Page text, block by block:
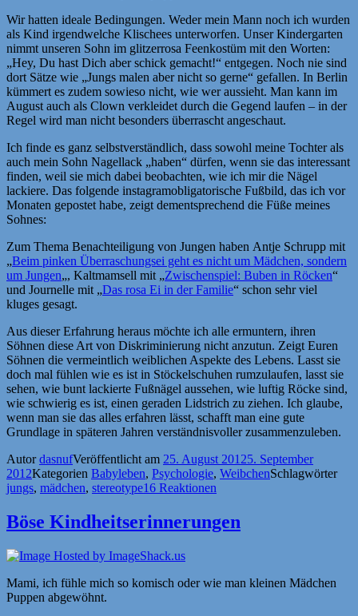
Wir hatten ideale Bedingungen. Weder mein Mann noch ich wurden
als Kind irgendwelche Klischees unterworfen. Unser Kindergarten
nimmt unseren Sohn im glitzerrosa Feenkostüm mit den Worten:
„Hey, Du hast Dich aber schick gemacht!“ entgegen. Noch nie sind
dort Sätze wie „Jungs malen aber nicht so gerne“ gefallen. In Berlin
kümmert es zudem sowieso nicht, wie wer aussieht. Man kann im
August auch als Clown verkleidet durch die Gegend laufen – in der
Regel wird man nicht besonders überrascht angeschaut.
Ich finde es ganz selbstverständlich, dass sowohl meine Tochter als
auch mein Sohn Nagellack „haben“ dürfen, wenn sie das interessant
finden, weil sie mich dabei beobachten, wie ich mir die Nägel
lackiere. Das folgende instagramobligatorische Fußbild, das ich vor
Monaten gepostet habe, zeigt dementsprechend die Füße meines
Sohnes:
Zum Thema Benachteiligung von Jungen haben Antje Schrupp mit
„Beim pinken Überraschungsei geht es nicht um Mädchen, sondern
um Jungen„, Kaltmamsell mit „Zwischenspiel: Buben in Röcken“
und Journelle mit „Das rosa Ei in der Familie“ schon sehr viel
kluges gesagt.
Aus dieser Erfahrung heraus möchte ich alle ermuntern, ihren
Söhnen diese Art von Diskriminierung nicht anzutun. Zeigt Euren
Söhnen die vermeintlich weiblichen Aspekte des Lebens. Lasst sie
doch mal fühlen wie es ist in Stöckelschuhen rumzulaufen, lasst sie
sehen, wie bunt lackierte Fußnägel aussehen, wie luftig Röcke sind,
wie schwierig es ist, einen geraden Lidstrich zu ziehen. Ich glaube,
wenn man sie das alles erfahren lässt, schafft man eine gute
Grundlage in späteren Jahren verständnisvoller zusammenzuleben.
AutordasnufVeröffentlicht am 25. August 20125. September
2012Kategorien Babyleben, Psychologie, WeibchenSchlagwörter
jungs, mädchen, stereotype16 Reaktionen
Böse Kindheitserinnerungen
Mami, ich fühle mich so komisch oder wie man kleinen Mädchen
Puppen abgewöhnt.